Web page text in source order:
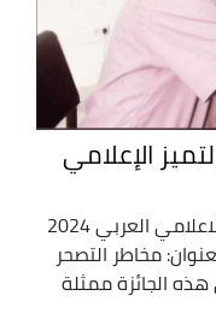
الإعلامي
افتكت الإذاعة الجزائرية جائزة التميز الاعلامي العربي 2024
30 ثانية بعنوان: مخاطر التصحر
الجائزة ممثلة